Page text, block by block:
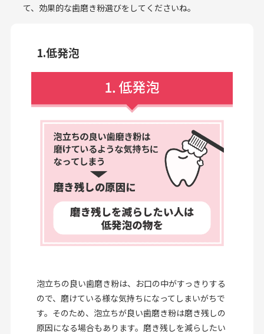
て、効果的な歯磨き粉選びをしてくださいね。
1.低発泡
泡立ちの良い歯磨き粉は、お口の中がすっきりする
ので、磨けている様な気持ちになってしまいがちで
す。そのため、泡立ちが良い歯磨き粉は磨き残しの
原因になる場合もあります。磨き残しを減らしたい